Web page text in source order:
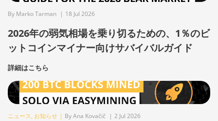
By Marko Tarman | 18 Jul 2026
2026年の弱気相場を乗り切るための、1％のビ
ットコインマイナー向けサバイバルガイド
詳細はこちら
ニュース, お知らせ | By Ana Kovačič | 2 Jul 2026